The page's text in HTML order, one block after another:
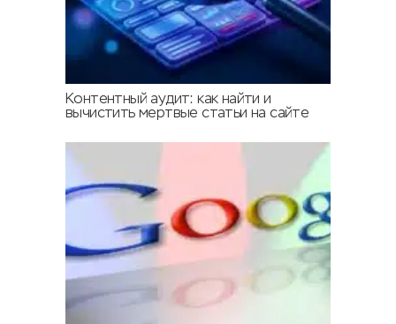
Контентный аудит: как найти и
вычистить мертвые статьи на сайте